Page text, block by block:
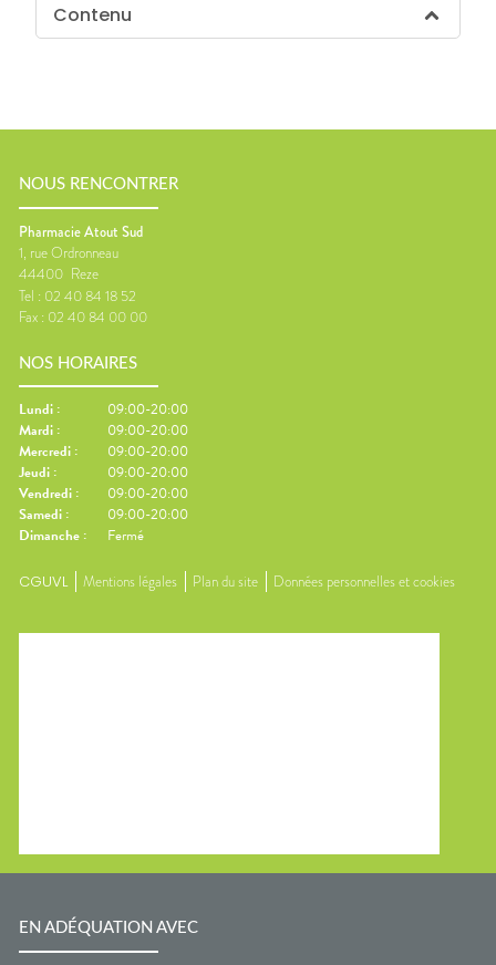
Contenu
NOUS RENCONTRER
Pharmacie Atout Sud
1, rue Ordronneau
44400 Reze
Tel : 02 40 84 18 52
Fax : 02 40 84 00 00
NOS HORAIRES
Lundi :
09:00-20:00
Mardi :
09:00-20:00
Mercredi :
09:00-20:00
Jeudi :
09:00-20:00
Vendredi :
09:00-20:00
Samedi :
09:00-20:00
Dimanche : Fermé
CGUVL Mentions légales Plan du site Données personnelles et cookies
EN ADÉQUATION AVEC